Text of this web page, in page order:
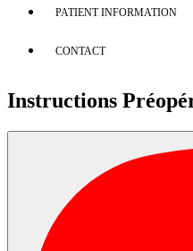
PATIENT INFORMATION
CONTACT
Instructions